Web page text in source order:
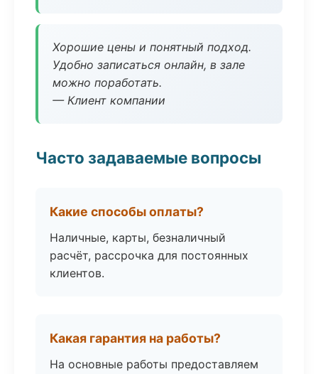
Хорошие цены и понятный подход.
Удобно записаться онлайн, в зале
можно поработать.
— Клиент компании
Часто задаваемые вопросы
Какие способы оплаты?
Наличные, карты, безналичный
расчёт, рассрочка для постоянных
клиентов.
Какая гарантия на работы?
На основные работы предоставляем